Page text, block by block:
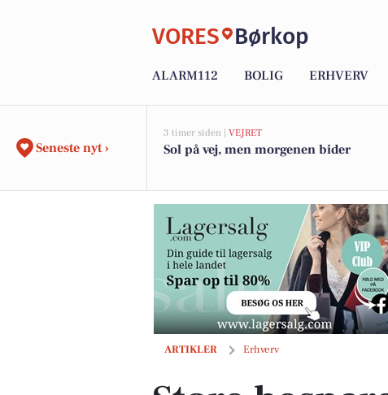
VORES Børkop
ALARM112 BOLIG ERHVERV
Seneste nyt ›
3 timer siden | VEJRET
Sol på vej, men morgenen bider
ARTIKLER Erhverv
Store besparelser på permanent hårfjerning